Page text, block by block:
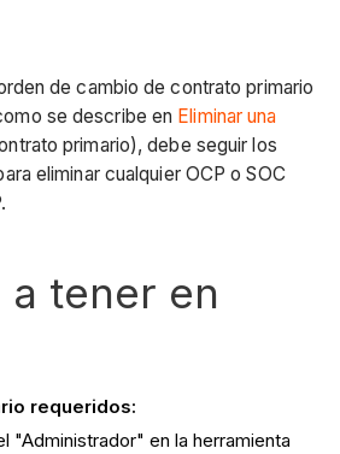
de cambio de contrato primario
se describe en Eliminar una
primario), debe seguir los
eliminar cualquier OCP o SOC
tener en
requeridos:
"Administrador" en la herramienta